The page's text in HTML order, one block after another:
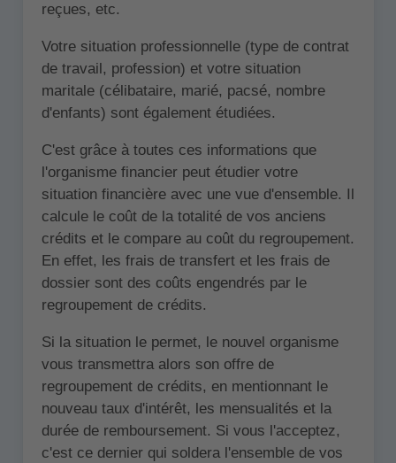
reçues, etc.
Votre situation professionnelle (type de contrat
de travail, profession) et votre situation
maritale (célibataire, marié, pacsé, nombre
d'enfants) sont également étudiées.
C'est grâce à toutes ces informations que
l'organisme financier peut étudier votre
situation financière avec une vue d'ensemble. Il
calcule le coût de la totalité de vos anciens
crédits et le compare au coût du regroupement.
En effet, les frais de transfert et les frais de
dossier sont des coûts engendrés par le
regroupement de crédits.
Si la situation le permet, le nouvel organisme
vous transmettra alors son offre de
regroupement de crédits, en mentionnant le
nouveau taux d'intérêt, les mensualités et la
durée de remboursement. Si vous l'acceptez,
c'est ce dernier qui soldera l'ensemble de vos